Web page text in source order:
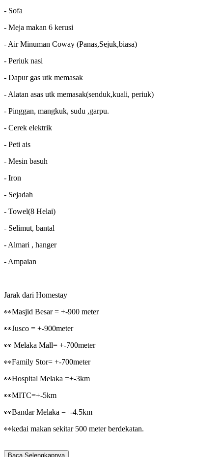
- Sofa
- Meja makan 6 kerusi
- Air Minuman Coway (Panas,Sejuk,biasa)
- Periuk nasi
- Dapur gas utk memasak
- Alatan asas utk memasak(senduk,kuali, periuk)
- Pinggan, mangkuk, sudu ,garpu.
- Cerek elektrik
- Peti ais
- Mesin basuh
- Iron
- Sejadah
- Towel(8 Helai)
- Selimut, bantal
- Almari , hanger
- Ampaian
Jarak dari Homestay
👀Masjid Besar = +-900 meter
👀Jusco = +-900meter
👀 Melaka Mall= +-700meter
👀Family Stor= +-700meter
👀Hospital Melaka =+-3km
👀MITC=+-5km
👀Bandar Melaka =+-4.5km
👀kedai makan sekitar 500 meter berdekatan.
Baca Selengkapnya